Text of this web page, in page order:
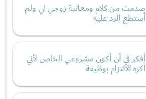
صدمت من كلام ومعاتبة زوجي لي ولم
أستطع الرد عليه
أفكر في أن أكون مشروعي الخاص لأني
أكره الالتزام بوظيفة